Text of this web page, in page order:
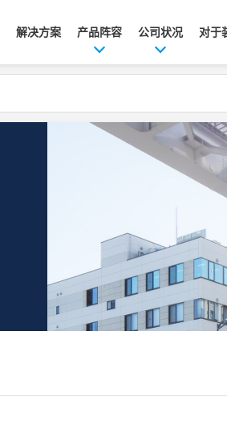
解决方案 产品阵容 公司状况 对于